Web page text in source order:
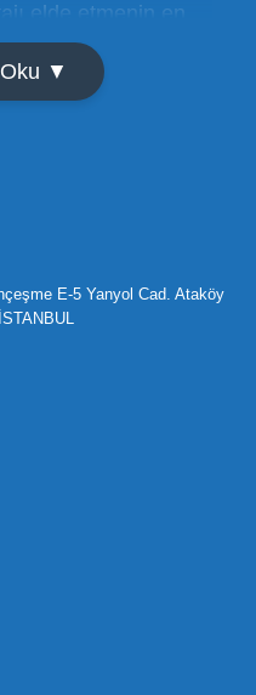
elde etmenin en
bulmaktan
süreçlerinde
sahip olduğu için,
tutması ve her
bünyesinde
gerekir.
geniş ürün
ihtiyacı olan tüm
üretiyoruz.
her ölçekteki
hedefliyoruz.
uygun maliyetle
Toptan
Oku ▼
E-5 Yanyol Cad. Ataköy